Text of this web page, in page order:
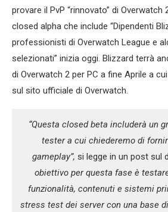
provare il PvP “rinnovato” di Overwatch
closed alpha che include “Dipendenti
professionisti di Overwatch League e
selezionati” inizia oggi. Blizzard terrà
di Overwatch 2 per PC a fine Aprile a
sul sito ufficiale di Overwatch.
“Questa closed beta includerà un
tester a cui chiederemo di
gameplay”, si legge in un post sul
obiettivo per questa fase è
funzionalità, contenuti e sistemi
stress test dei server con una base